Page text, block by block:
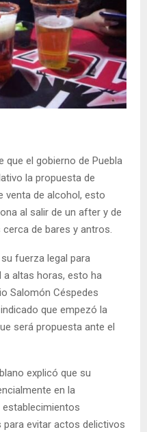
el gobierno de Puebla
la propuesta de
venta de alcohol, esto
al salir de un after y de
de bares y antros.
fuerza legal para
altas horas, esto ha
Salomón Céspedes
que empezó la
será propuesta ante el
explicó que su
en la
evitar actos delictivos